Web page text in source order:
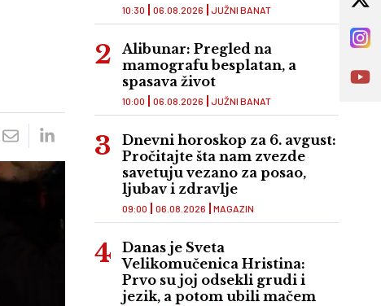
JUŽNI BANAT
10:30 06.08.2026
Alibunar: Pregled na
mamografu besplatan, a
spasava život
JUŽNI BANAT
10:00 06.08.2026
Dnevni horoskop za 6. avgust:
Pročitajte šta nam zvezde
savetuju vezano za posao,
ljubav i zdravlje
MAGAZIN
09:00 06.08.2026
Danas je Sveta
Velikomučenica Hristina:
Prvo su joj odsekli grudi i
jezik, a potom ubili mačem